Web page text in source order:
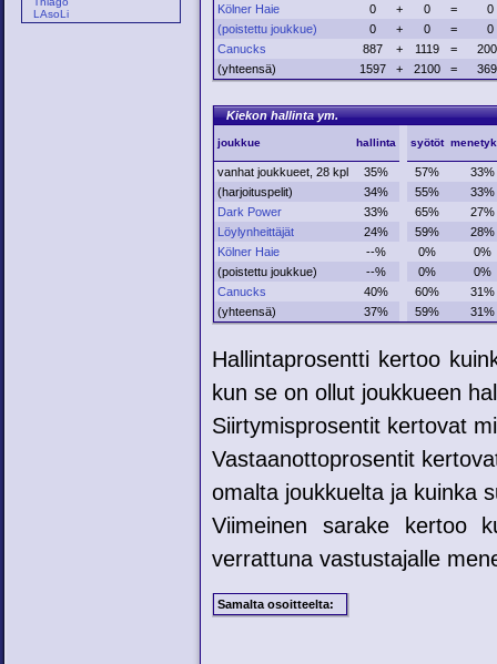
LAsoLi
Kölner Haie
0 + 0 =
0
(poistettu joukkue)
0 + 0 =
0
Canucks
887 + 1119 =
(yhteensä)
1597 + 2100 =
Kiekon hallinta ym.
joukkue hallinta syötöt
vanhat joukkueet, 28 kpl 35% 57%
33%
(harjoituspelit)
34% 55%
33%
Dark Power
33% 65%
27%
Löylynheittäjät
24% 59%
28%
Kölner Haie
--% 0%
0%
(poistettu joukkue)
--% 0%
0%
Canucks
40% 60%
31%
(yhteensä)
37% 59% 31%
Hallintaprosentti kertoo
kun se on ollut joukkueen
Siirtymisprosentit kertovat
Vastaanottoprosentit
omalta joukkuelta ja kuinka
Viimeinen sarake kertoo
verrattuna vastustajalle
Samalta osoitteelta: